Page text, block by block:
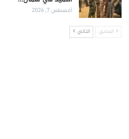
أغسطس 7, 2026
السابق التالي